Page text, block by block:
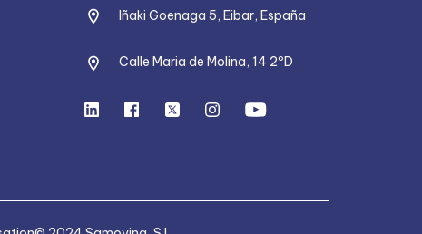
Iñaki Goenaga 5, Eibar, España
Calle Maria de Molina, 14 2ºD